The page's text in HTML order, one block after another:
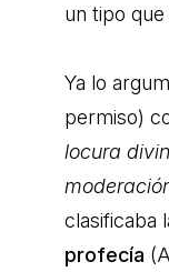
un tipo
Ya lo
permiso)
locura
clasificaba
profecía